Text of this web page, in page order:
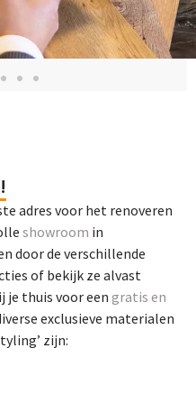
adres voor het renoveren
showroom in
door de verschillende
of bekijk ze alvast
je thuis voor eengratis en
exclusieve materialen
zijn: